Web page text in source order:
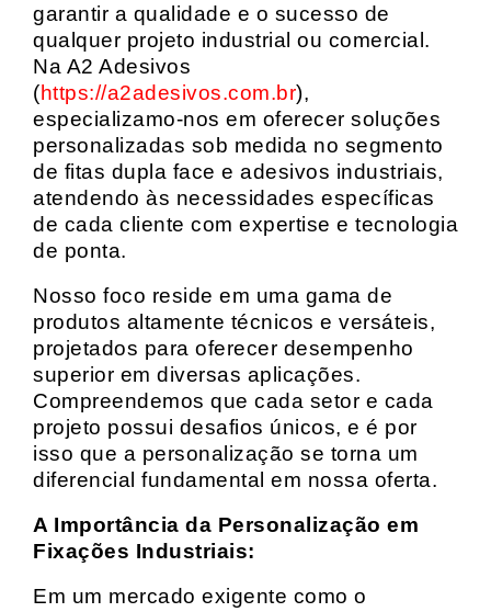
garantir a qualidade e o sucesso de
qualquer projeto industrial ou comercial.
Na A2 Adesivos
(https://a2adesivos.com.br),
especializamo-nos em oferecer soluções
personalizadas sob medida no segmento
de fitas dupla face e adesivos industriais,
atendendo às necessidades específicas
de cada cliente com expertise e tecnologia
de ponta.
Nosso foco reside em uma gama de
produtos altamente técnicos e versáteis,
projetados para oferecer desempenho
superior em diversas aplicações.
Compreendemos que cada setor e cada
projeto possui desafios únicos, e é por
isso que a personalização se torna um
diferencial fundamental em nossa oferta.
A Importância da Personalização em
Fixações Industriais:
Em um mercado exigente como o